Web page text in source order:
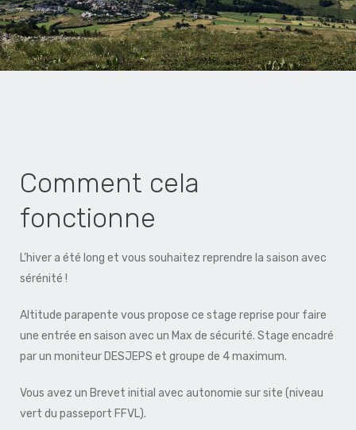
Comment cela
fonctionne
L’hiver a été long et vous souhaitez reprendre la saison avec
sérénité !
Altitude parapente vous propose ce stage reprise pour faire
une entrée en saison avec un Max de sécurité. Stage encadré
par un moniteur DESJEPS et groupe de 4 maximum.
Vous avez un Brevet initial avec autonomie sur site (niveau
vert du passeport FFVL).